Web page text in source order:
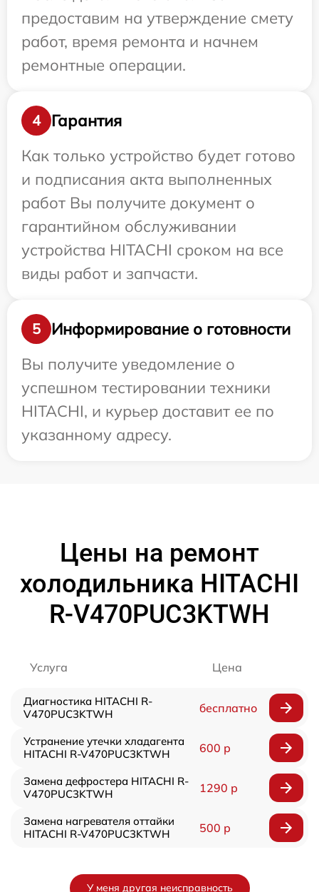
предоставим на утверждение смету
работ, время ремонта и начнем
ремонтные операции.
4
Гарантия
Как только устройство будет готово
и подписания акта выполненных
работ Вы получите документ о
гарантийном обслуживании
устройства HITACHI сроком на все
виды работ и запчасти.
5
Информирование о готовности
Вы получите уведомление о
успешном тестировании техники
HITACHI, и курьер доставит ее по
указанному адресу.
Цены на ремонт
холодильника HITACHI
R-V470PUC3KTWH
Услуга Цена
Диагностика HITACHI R-
V470PUC3KTWH
бесплатно
Устранение утечки хладагента
HITACHI R-V470PUC3KTWH
600 р
Замена дефростера HITACHI R-
V470PUC3KTWH
1290 р
Замена нагревателя оттайки
HITACHI R-V470PUC3KTWH
500 р
У меня другая неисправность